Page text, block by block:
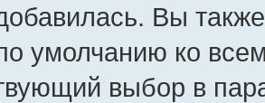
Вы
умолчанию ко
выбор в